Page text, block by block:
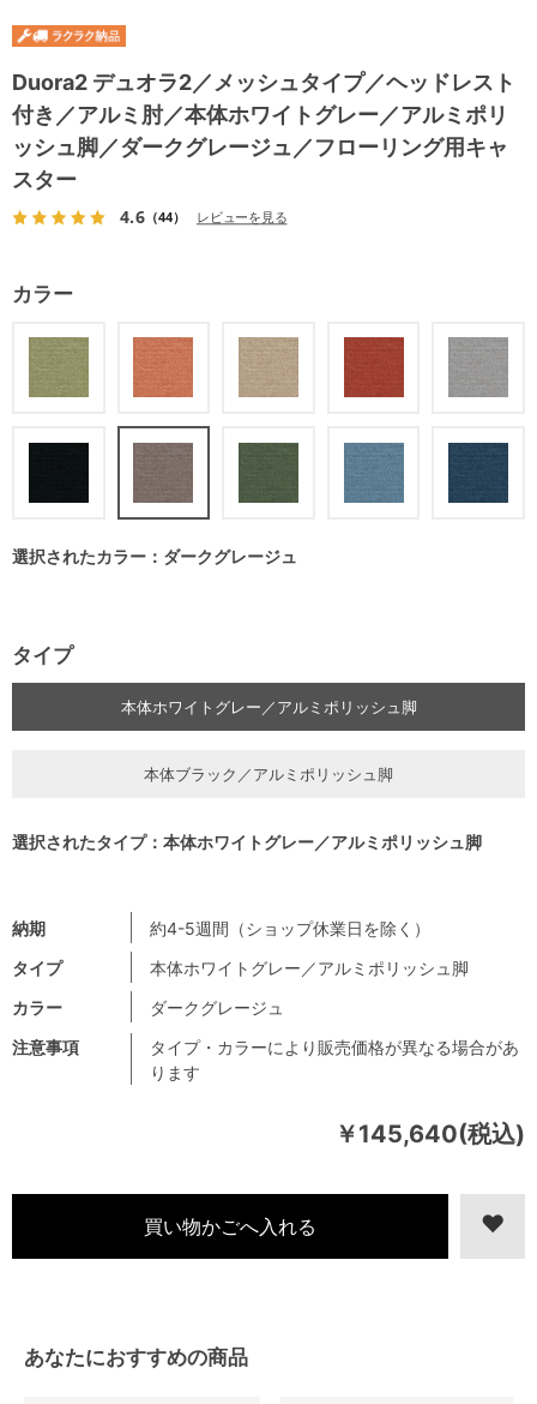
Duora2 デュオラ2／メッシュタイプ／ヘッドレスト
付き／アルミ肘／本体ホワイトグレー／アルミポリ
ッシュ脚／ダークグレージュ／フローリング用キャ
スター
4.6（44） レビューを見る
￥145,640(税込)
注意事項
タイプ・カラーにより販売価格が異なる場合があ
ります
納期
約4-5週間（ショップ休業日を除く）
タイプ
本体ホワイトグレー／アルミポリッシュ脚
カラー
ダークグレージュ
カラー
選択されたカラー：ダークグレージュ
タイプ
本体ホワイトグレー／アルミポリッシュ脚
本体ブラック／アルミポリッシュ脚
選択されたタイプ：本体ホワイトグレー／アルミポリッシュ脚
あなたにおすすめの商品